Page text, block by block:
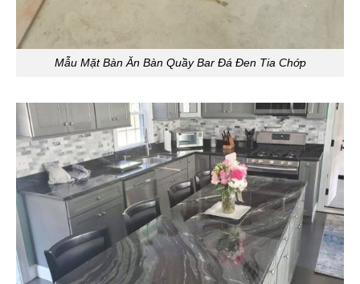
Mẫu Mặt Bàn Ăn Bàn Quầy Bar Đá Đen Tia Chớp